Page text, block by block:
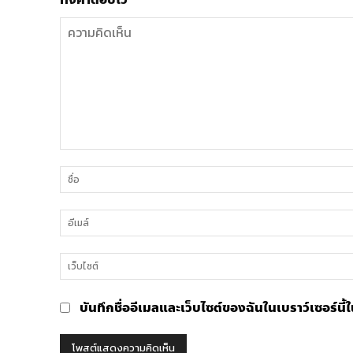
คิด
เห็น
บันทึกชื่ออีเมลและเว็บไซต์ของฉันในเบราว์เซอร์